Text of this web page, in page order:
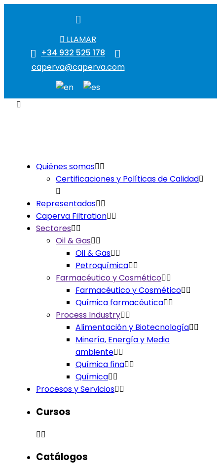
LLAMAR
+34 932 525 178
caperva@caperva.com
Quiénes somos
Certificaciones y Políticas de Calidad
Representadas
Caperva Filtration
Sectores
Oil & Gas
Oil & Gas
Petroquímica
Farmacéutico y Cosmético
Farmacéutico y Cosmético
Química farmacéutica
Process Industry
Alimentación y Biotecnología
Minería, Energía y Medio
ambiente
Química fina
Química
Procesos y Servicios
Cursos
Catálogos